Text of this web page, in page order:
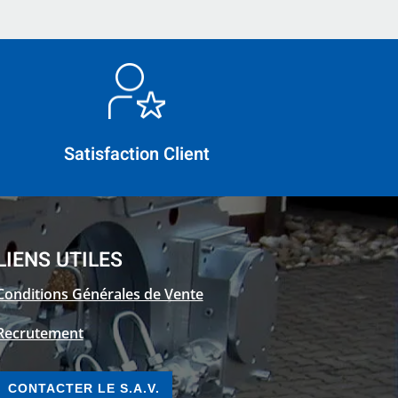
Satisfaction Client
UTILES
Générales de Vente
CONTACTER LE S.A.V.